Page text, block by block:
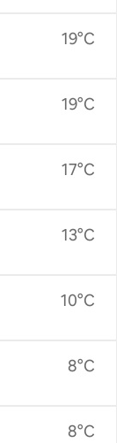
19°C
19°C
17°C
13°C
10°C
8°C
8°C